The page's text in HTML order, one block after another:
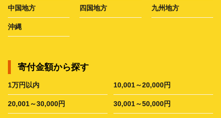
中国地方 四国地方 九州地方
沖縄
寄付金額から探す
1万円以内 10,001～20,000円
20,001～30,000円 30,001～50,000円